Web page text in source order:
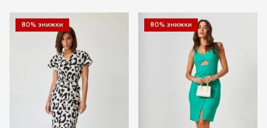
80% знижки 80% знижки